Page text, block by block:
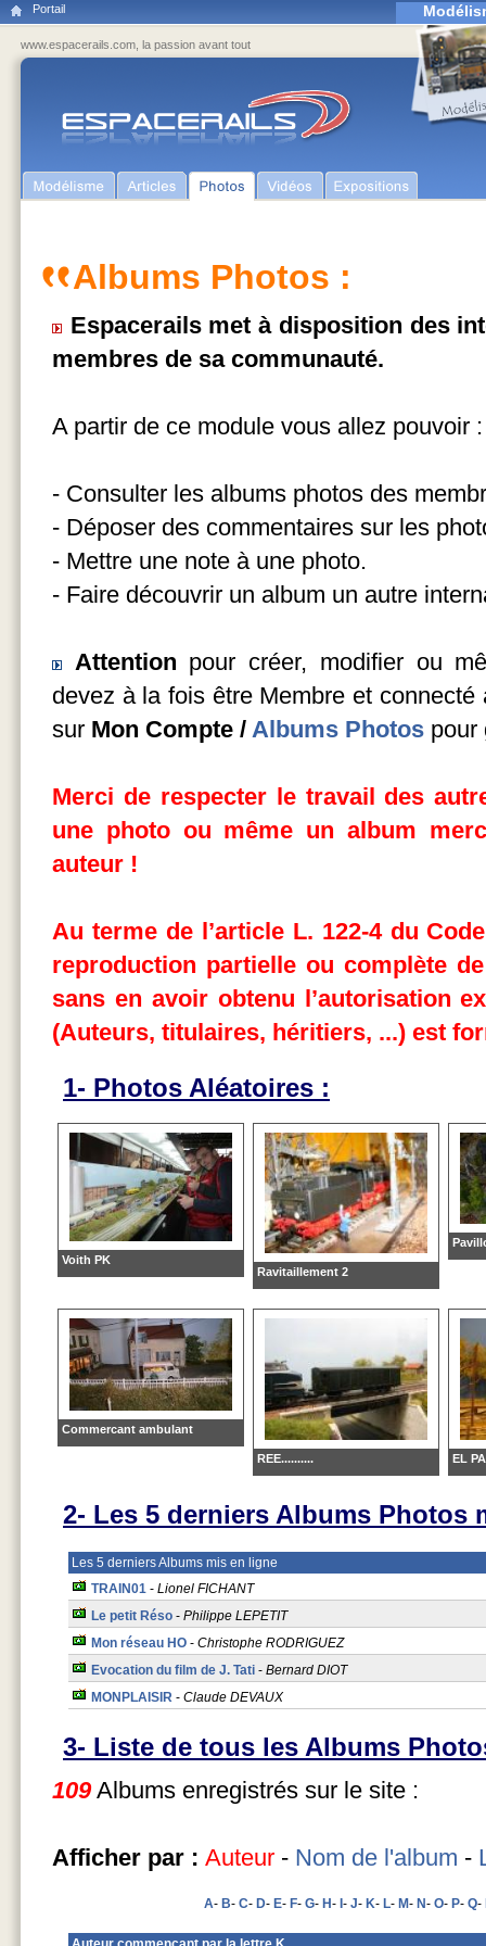
Portail
www.espacerails.com, la passion avant tout
Albums Photos :
Espacerails met à disposition des
membres de sa communauté.
A partir de ce module vous allez pouvoir :
- Consulter les albums photos des
- Déposer des commentaires sur les
- Mettre une note à une photo.
- Faire découvrir un album un autre
Attention pour créer, modifier ou
devez à la fois être Membre et
sur Mon Compte / Albums Photos pour
Merci de respecter le travail des
une photo ou même un album
auteur !
Au terme de l’article L. 122-4 du
reproduction partielle ou complètede
sans en avoir obtenu l’autorisation
(Auteurs, titulaires, héritiers, ...) est
1- Photos Aléatoires :
Voith PK
Ravitaillement 2
Commercant ambulant
REE.......... EL
2- Les 5 derniers Albums Photos
Les 5 derniers Albums mis en ligne
TRAIN01 - Lionel FICHANT
Le petit Réso - Philippe LEPETIT
Mon réseau HO - Christophe RODRIGUEZ
Evocation du film de J. Tati - Bernard DIOT
MONPLAISIR - Claude DEVAUX
3- Liste de tous les Albums
109Albums enregistrés sur le site :
Afficher par : Auteur - Nom de l'album -
A- B- C- D- E- F- G- H- - J- K- L- M- N- O- P- Q-